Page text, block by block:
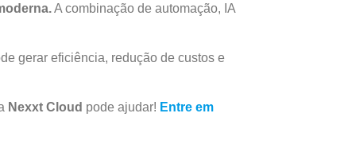
A combinação de automação, IA
gerar eficiência, redução de custos e
Nexxt Cloud pode ajudar! Entre em